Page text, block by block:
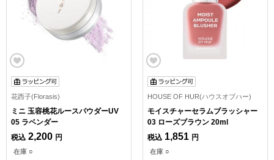
花西子(Florasis)
ミニ 玉容桃花ルースパウダーUV
05 ラベンダー
税込 2,200 円
在庫 ○
HOUSE OF HUR(ハウスオブハー)
モイスチャーセラムブラッシャー
03 ローズブラウン 20ml
税込 1,851 円
在庫 ○